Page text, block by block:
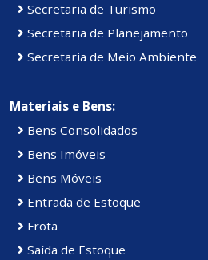
Secretaria de Turismo
Secretaria de Planejamento
Secretaria de Meio Ambiente
Materiais e Bens:
Bens Consolidados
Bens Imóveis
Bens Móveis
Entrada de Estoque
Frota
Saída de Estoque